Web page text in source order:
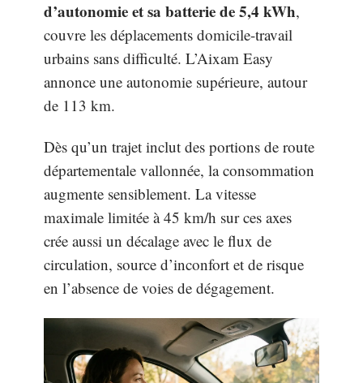
d’autonomie et sa batterie de 5,4 kWh,
couvre les déplacements domicile-travail
urbains sans difficulté. L’Aixam Easy
annonce une autonomie supérieure, autour
de 113 km.
Dès qu’un trajet inclut des portions de route
départementale vallonnée, la consommation
augmente sensiblement. La vitesse
maximale limitée à 45 km/h sur ces axes
crée aussi un décalage avec le flux de
circulation, source d’inconfort et de risque
en l’absence de voies de dégagement.